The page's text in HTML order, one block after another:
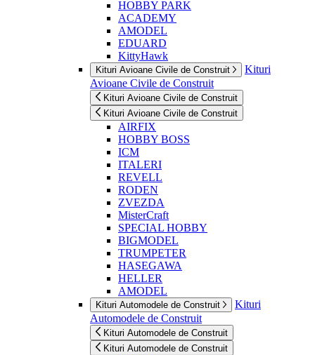
HOBBY PARK
ACADEMY
AMODEL
EDUARD
KittyHawk
Kituri Avioane Civile de Construit
Kituri
Avioane Civile de Construit
Kituri Avioane Civile de Construit
Kituri Avioane Civile de Construit
AIRFIX
HOBBY BOSS
ICM
ITALERI
REVELL
RODEN
ZVEZDA
MisterCraft
SPECIAL HOBBY
BIGMODEL
TRUMPETER
HASEGAWA
HELLER
AMODEL
Kituri Automodele de Construit
Kituri
Automodele de Construit
Kituri Automodele de Construit
Kituri Automodele de Construit